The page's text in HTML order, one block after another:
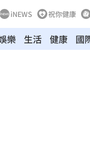
iNEWS 祝你健康
樂 生活 健康 國